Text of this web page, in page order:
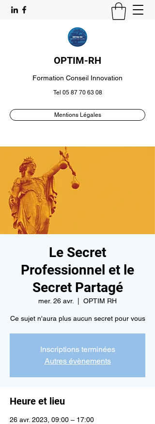
OPTIM-RH
Formation Conseil Innovation
Tel 05 87 70 63 08
Mentions Légales
Le Secret
Professionnel et le
Secret Partagé
mer. 26 avr. OPTIM RH
Ce sujet n'aura plus aucun secret pour vous
Inscriptions terminées
Autres évènements
Heure et lieu
26 avr. 2023, 09:00 – 17:00